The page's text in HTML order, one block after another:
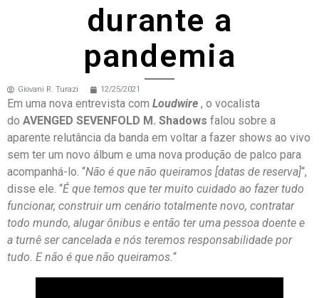
durante a
pandemia
Giovani R. Turazi 12/25/2021
Em uma nova entrevista com Loudwire , o vocalista
do AVENGED SEVENFOLD M. Shadows falou sobre a
aparente relutância da banda em voltar a fazer shows ao vivo
sem ter um novo álbum e uma nova produção de palco para
acompanhá-lo. “Não é que não queiramos [datas de reserva]“,
disse ele. “É que temos que ter muito cuidado ao fazer tudo
funcionar, construir um cenário totalmente novo, contratar
todo mundo, alugar ônibus e então ter uma pessoa doente e
a turnê ser cancelada e nós teremos responsabilidade por
tudo. E não é que não queiramos.“